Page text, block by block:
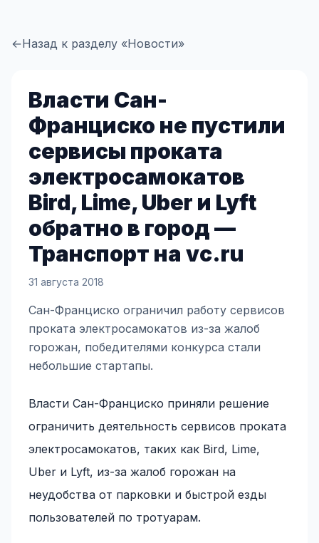
←Назад к разделу «Новости»
Власти Сан-
Франциско не пустили
сервисы проката
электросамокатов
Bird, Lime, Uber и Lyft
обратно в город —
Транспорт на vc.ru
31 августа 2018
Сан-Франциско ограничил работу сервисов
проката электросамокатов из-за жалоб
горожан, победителями конкурса стали
небольшие стартапы.
Власти Сан-Франциско приняли решение
ограничить деятельность сервисов проката
электросамокатов, таких как Bird, Lime,
Uber и Lyft, из-за жалоб горожан на
неудобства от парковки и быстрой езды
пользователей по тротуарам.